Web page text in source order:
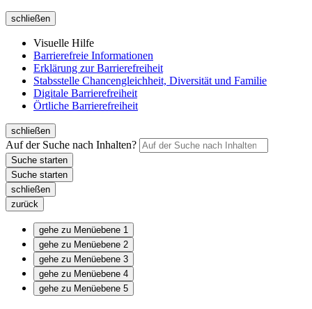
schließen
Visuelle Hilfe
Barrierefreie Informationen
Erklärung zur Barrierefreiheit
Stabsstelle Chancengleichheit, Diversität und Familie
Digitale Barrierefreiheit
Örtliche Barrierefreiheit
schließen
Auf der Suche nach Inhalten?
schließen
zurück
gehe zu Menüebene 1
gehe zu Menüebene 2
gehe zu Menüebene 3
gehe zu Menüebene 4
gehe zu Menüebene 5